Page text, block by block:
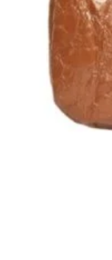
ce sac sera
recyclé
réglable
poche zippée,